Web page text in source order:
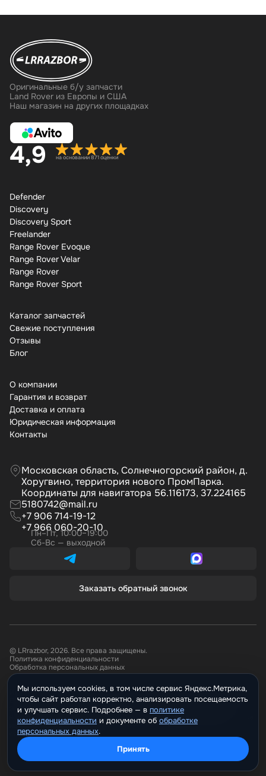
Оригинальные б/у запчасти
Land Rover из Европы и США
Наш магазин на других площадках
4,9 на основании 871 оценки
Defender
Discovery
Discovery Sport
Freelander
Range Rover Evoque
Range Rover Velar
Range Rover
Range Rover Sport
Каталог запчастей
Свежие поступления
Отзывы
Бло
О компании
Гарантия и возврат
Доставка и оплата
Юридическая информация
Контакты
Московская область, Солнечногорский район, д.
Хоругвино, территория нового ПромПарка.
Координаты для навигатора 56.116173, 37.224165
5180742@mail.ru
+7 906 714-19-12
+7 966 060-20-10
Пн–Пт, 10:00–19:00
Сб-Вс — выходной
Заказать обратный звонок
© LRrazbor, 2026. Все права защищены.
Политика конфиденциальности
Обработка персональных данных
Информация, размещённая на сайте не является публичной офертой.
Все материалы данного сайта являются объектами авторского права.
Запрещается копирование, распространение (в том числе путем
копирования на другие сайты и ресурсы в Интернете) или любое иное
использование информации и объектов без предварительного
согласия правообладателя.
Мы используем cookies, в том числе сервис Яндекс.Метрика,
чтобы сайт работал корректно, анализировать посещаемость
и улучшать сервис. Подробнее — политике
конфиденциальности и документе о обработке
персональных данных.
Принять